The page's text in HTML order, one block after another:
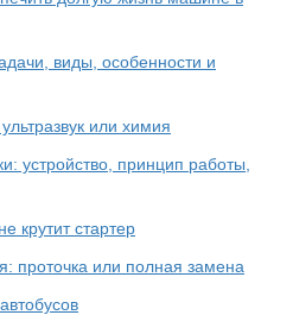
виды, особенности и
или химия
устройство, принцип работы,
крутит стартер
проточка или полная замена